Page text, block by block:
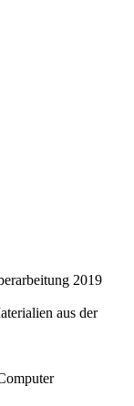
2019
aus der